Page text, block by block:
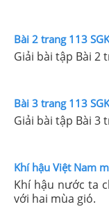
Bài 2 trang 113
Giải bài tập Bài 2
Bài 3 trang 113
Giải bài tập Bài 3
Khí hậu Việt Nam
Khí hậu nước ta
với hai mùa gió.